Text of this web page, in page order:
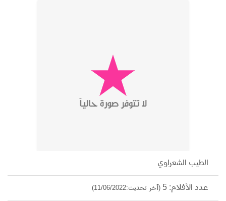
الطيب الشعراوي
عدد الأفلام: 5 (آخر تحديث:11/06/2022)